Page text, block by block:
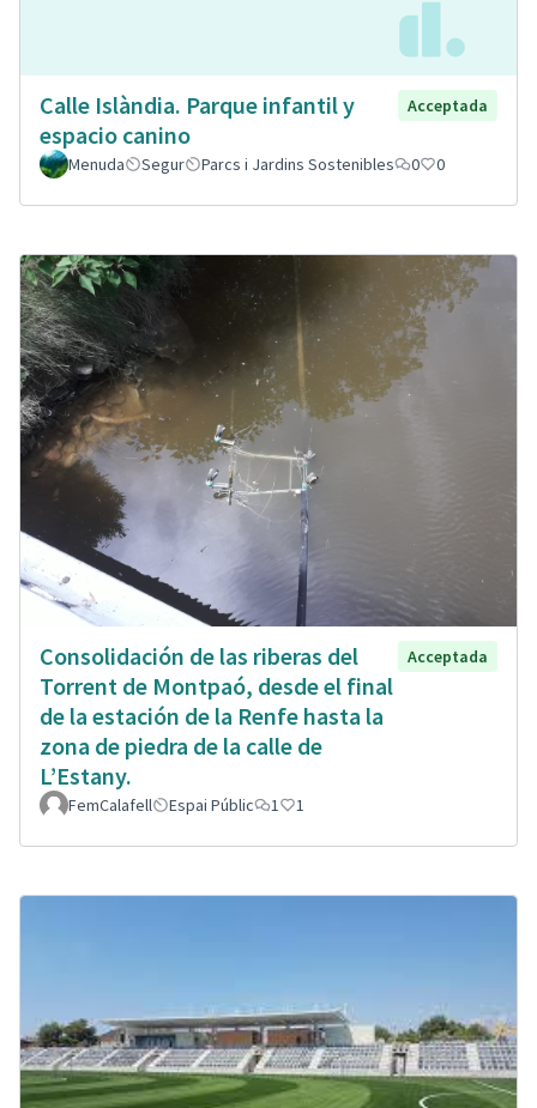
Calle Islàndia. Parque infantil y
espacio canino
Acceptada
Menuda Segur Parcs i Jardins Sostenibles 0 0
Consolidación de las riberas del
Torrent de Montpaó, desde el final
de la estación de la Renfe hasta la
zona de piedra de la calle de
L’Estany.
Acceptada
FemCalafell Espai Públic 1 1